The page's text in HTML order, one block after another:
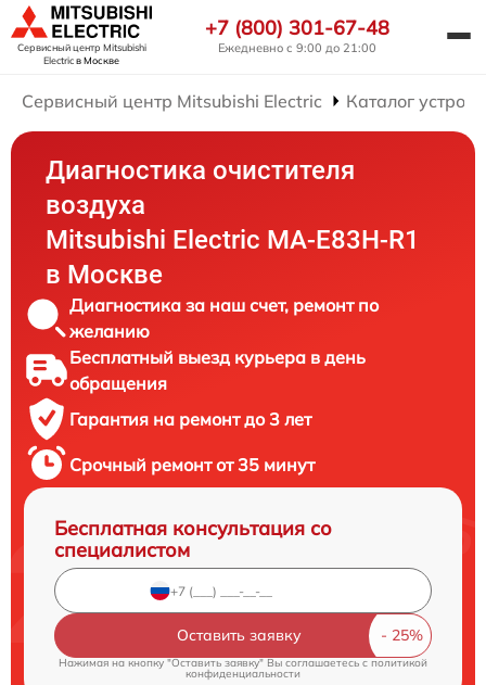
Сервисный центр Mitsubishi
Electricв Москве
+7 (800) 301-67-48
Ежедневно с 9:00 до 21:00
Сервисный центр Mitsubishi Electric Каталог
Диагностика очистителя
воздуха
Mitsubishi Electric MA-E83H-R1
в Москве
Диагностика за наш счет, ремонт по
желанию
Бесплатный выезд курьера в день
обращения
Гарантия на ремонт до 3 лет
Срочный ремонт от 35 минут
Бесплатная консультация со
специалистом
Оставить заявку
Нажимая на кнопку "Оставить заявку" Вы соглашаетесь c политикой
конфиденциальности